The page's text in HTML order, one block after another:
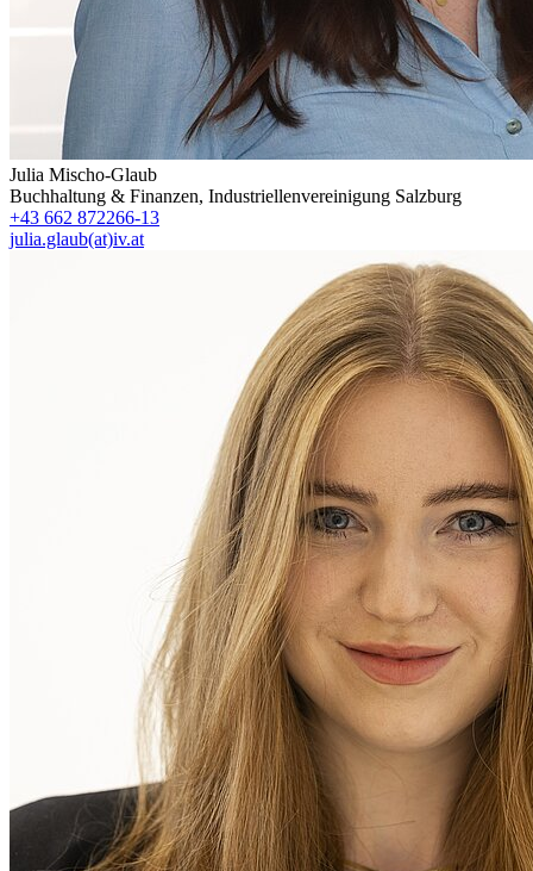
Julia Mischo-Glaub
Buchhaltung & Finanzen, Industriellenvereinigung Salzburg
+43 662 872266-13
julia.glaub(at)iv.at